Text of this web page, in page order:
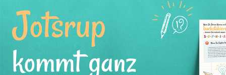
Jotsrup
kommt ganz